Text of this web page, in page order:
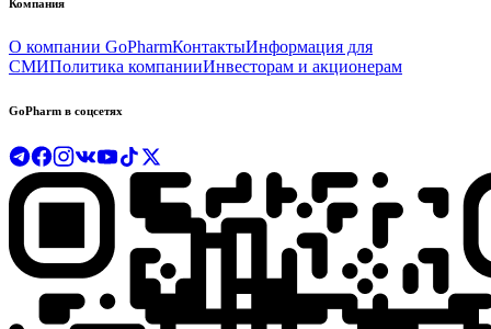
Компания
О компании GoPharmКонтактыИнформация для
СМИПолитика компанииИнвесторам и акционерам
GoPharm в соцсетях